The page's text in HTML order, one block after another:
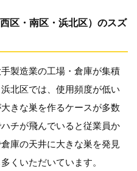
区・南区・浜北区）のスズ
製造業の工場・倉庫が集積
北区では、使用頻度が低い
きな巣を作るケースが多数
チが飛んでいると従業員か
庫の天井に大きな巣を発見
くいただいています。